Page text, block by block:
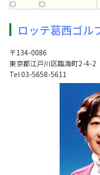
○
○
ロッテ葛西ゴル
〒134-0086
東京都江戸川区臨海町2-4-2
Tel 03-5658-5611